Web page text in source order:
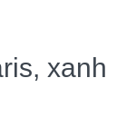
xanh